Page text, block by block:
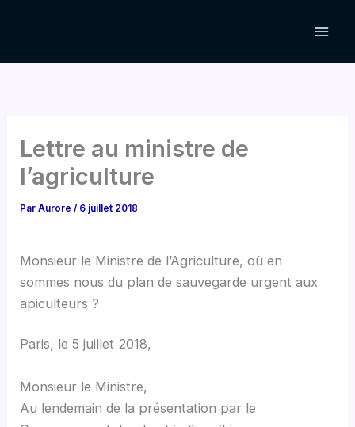
Lettre au ministre de
l’agriculture
ParAurore/ 6 juillet 2018
Monsieur le Ministre de l’Agriculture, où en
sommes nous du plan de sauvegarde urgent aux
apiculteurs ?
Paris, le 5 juillet 2018,
Monsieur le Ministre,
Au lendemain de la présentation par le